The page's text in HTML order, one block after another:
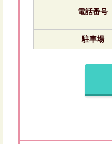
電話番号
駐車場